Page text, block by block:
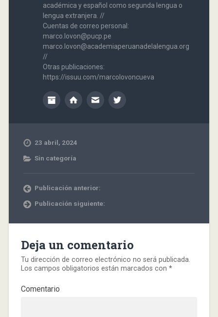
académica y español como segunda lengua o
lengua extranjera. //
Cuentas de correo personal:
marco.lovon@pucp.pe
marco.lovon@academiaperuanadelalengua.org
//
Otras publicaciones:
https://issuu.com/marcolovoncueva
23 abril, 2024
Sin categoría
Publicación anterior:
Publicación siguiente:
Deja un comentario
Tu dirección de correo electrónico no será publicada.
Los campos obligatorios están marcados con *
Comentario